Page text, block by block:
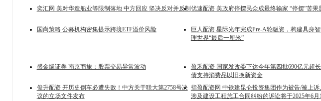
奕汇网 美对华造船业等限制落地 中方回应 坚决反对并反制 优速配资 美政府停摆民众成最终输家 “停摆”苦果
国尚策略 公募机构密集提示跨境ETF溢价风险
巨人配资 星际光年完成Pre-A轮融资，构建具身
理世界“最后一厘米”
盛金缘证券 南京商旅：股票交易异常波动
盈禾配资 国家发改委下达今年第四批690亿元超
债支持消费品以旧换新资金
俊升配资 开历史倒车必遭失败！中方关于联大第2758号决
议的立场文件发布
指盈配资网 中铁建昆仑投资集团作为被告/被上诉
涉及建设工程施工合同纠纷的诉讼将于2025年6月